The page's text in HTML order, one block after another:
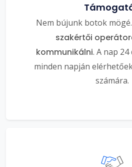
Nem bújunk botok mögé.
szakértői
kommunikálni. A nap
minden napján
számára.